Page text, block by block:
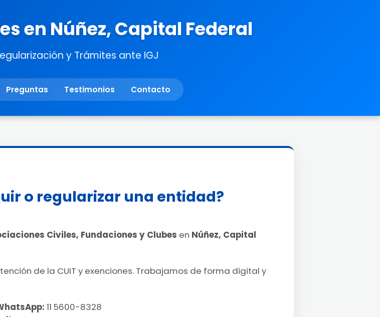
en Núñez, Capital Federal
y Trámites ante IGJ
Preguntas Testimonios Contacto
o regularizar una entidad?
Civiles, Fundaciones y Clubes en Núñez, Capital
de la CUIT y exenciones. Trabajamos de forma digital y
11 5600-8328